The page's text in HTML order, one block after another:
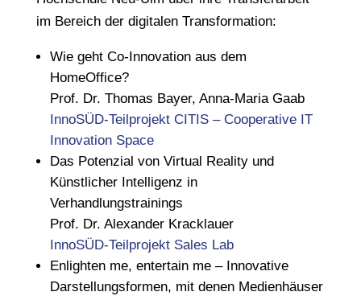
im Bereich der digitalen Transformation:
Wie geht Co-Innovation aus dem
HomeOffice?
Prof. Dr. Thomas Bayer, Anna-Maria Gaab
InnoSÜD-Teilprojekt CITIS – Cooperative IT
Innovation Space
Das Potenzial von Virtual Reality und
Künstlicher Intelligenz in
Verhandlungstrainings
Prof. Dr. Alexander Kracklauer
InnoSÜD-Teilprojekt Sales Lab
Enlighten me, entertain me – Innovative
Darstellungsformen, mit denen Medienhäuser